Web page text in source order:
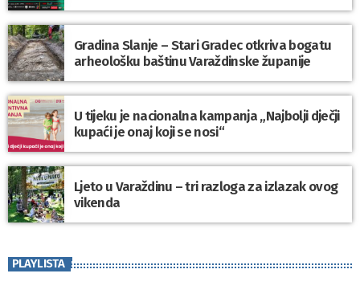
Gradina Slanje – Stari Gradec otkriva bogatu
arheološku baštinu Varaždinske županije
U tijeku je nacionalna kampanja „Najbolji dječji
kupaći je onaj koji se nosi“
Ljeto u Varaždinu – tri razloga za izlazak ovog
vikenda
PLAYLISTA